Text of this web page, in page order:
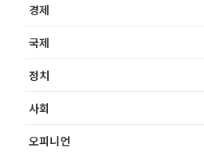
경제
국제
정치
사회
오피니언